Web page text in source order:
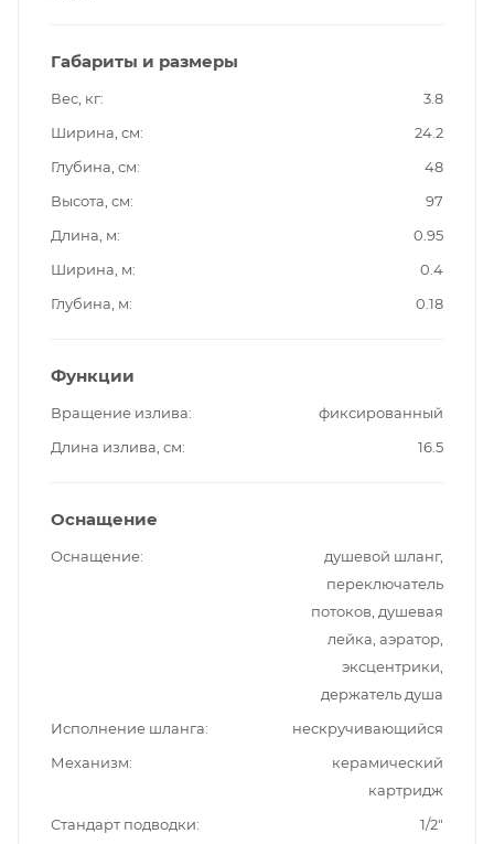
Габариты и размеры
Вес, кг
3.8
Ширина, см
24.2
Глубина, см
48
Высота, см
97
Длина, м
0.95
Ширина, м
0.4
Глубина, м
0.18
Функции
Вращение излива
фиксированный
Длина излива, см
16.5
Оснащение
Оснащение
душевой шланг,
переключатель
потоков, душевая
лейка, аэратор,
эксцентрики,
держатель душа
Исполнение шланга
нескручивающийся
Механизм
керамический
картридж
Стандарт подводки
1/2"